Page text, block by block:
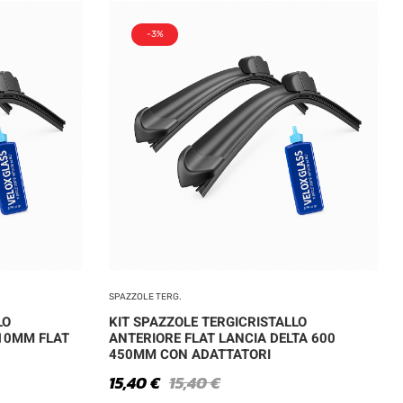
FLAT
-3%
SPAZZOLE TERG.
KIT SPAZZOLE TERGICRISTALLO
ANTERIORE FLAT LANCIA DELTA 600
450MM CON ADATTATORI
15,40€
15,40€